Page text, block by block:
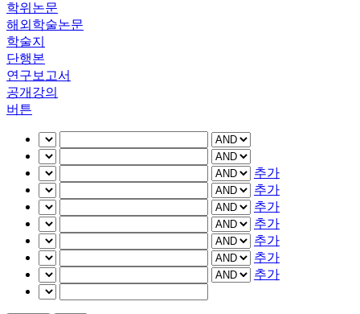
학위논문
해외학술논문
학술지
단행본
연구보고서
공개강의
버튼
추가
추가
추가
추가
추가
추가
추가